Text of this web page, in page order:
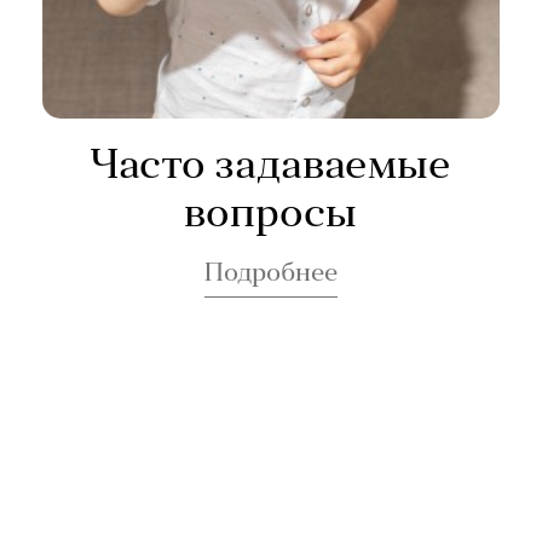
Часто задаваемые
вопросы
Подробнее